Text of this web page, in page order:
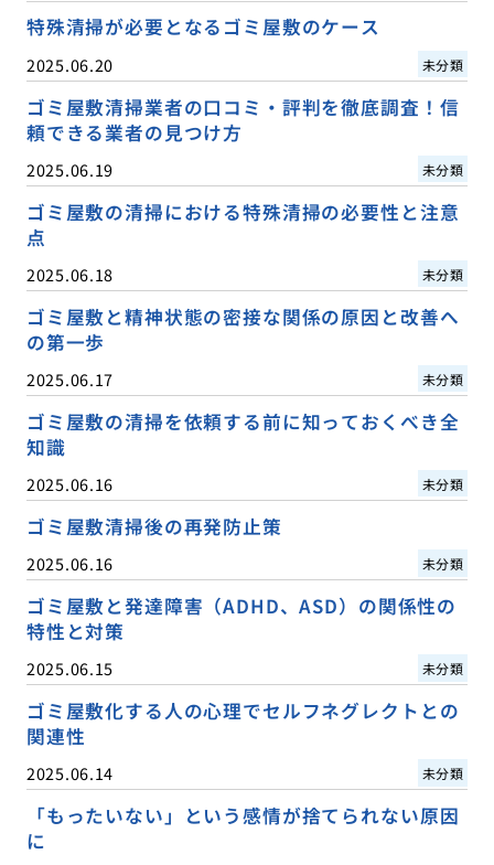
特殊清掃が必要となるゴミ屋敷のケース
2025.06.20 未分類
ゴミ屋敷清掃業者の口コミ・評判を徹底調査！信
頼できる業者の見つけ方
2025.06.19 未分類
ゴミ屋敷の清掃における特殊清掃の必要性と注意
点
2025.06.18 未分類
ゴミ屋敷と精神状態の密接な関係の原因と改善へ
の第一歩
2025.06.17 未分類
ゴミ屋敷の清掃を依頼する前に知っておくべき全
知識
2025.06.16 未分類
ゴミ屋敷清掃後の再発防止策
2025.06.16 未分類
ゴミ屋敷と発達障害（ADHD、ASD）の関係性の
特性と対策
2025.06.15 未分類
ゴミ屋敷化する人の心理でセルフネグレクトとの
関連性
2025.06.14 未分類
「もったいない」という感情が捨てられない原因
に